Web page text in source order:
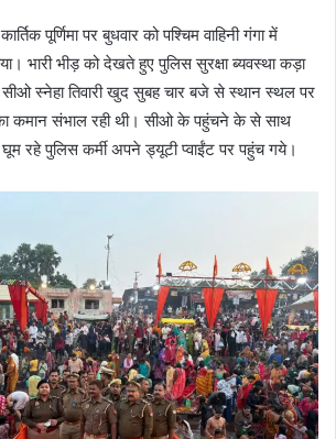
पूर्णिमा पर बुधवार को पश्चिम वाहिनी गंगा में
भारी भीड़ को देखते हुए पुलिस सुरक्षा ब्यवस्था कड़ा
स्नेहा तिवारी खुद सुबह चार बजे से स्थान स्थल पर
कमान संभाल रही थी। सीओ के पहुंचने के से साथ
रहे पुलिस कर्मी अपने ड्यूटी प्वाईंट पर पहुंच गये।